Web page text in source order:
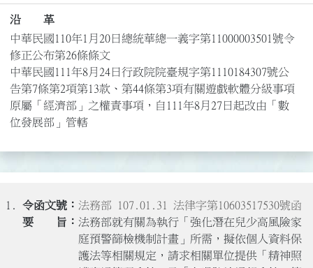
沿 革
中華民國110年1月20日總統華總一義字第11000003501號令
修正公布第26條條文
中華民國111年8月24日行政院院臺規字第1110184307號公
告第7條第2項第13款、第44條第3項有關遊戲軟體分級事項
原屬「經濟部」之權責事項，自111年8月27日起改由「數
位發展部」管轄
1.
法務部 107.01.31 法律字第10603517530號函
法務部就有關為執行「強化潛在兒少高風險家
庭預警篩檢機制計畫」所需，擬依個人資料保
護法等相關規定，請求相關單位提供「精神照